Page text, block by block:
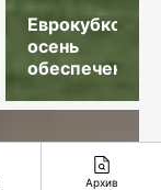
Еврокубковая
осень
обеспечена
Архив